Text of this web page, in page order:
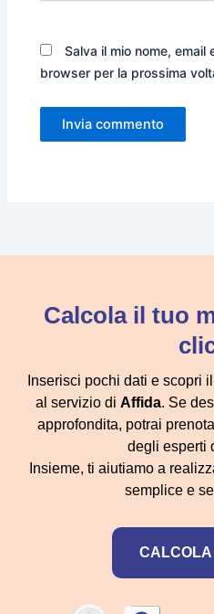
Salva il mio nome,
browser per la prossima
Inserisci pochi dati e scopri
al servizio di Affida. Se
approfondita, potrai
degli esperti
Insieme, ti aiutiamo a
semplice e
CALCOLA
Calcola il tuo